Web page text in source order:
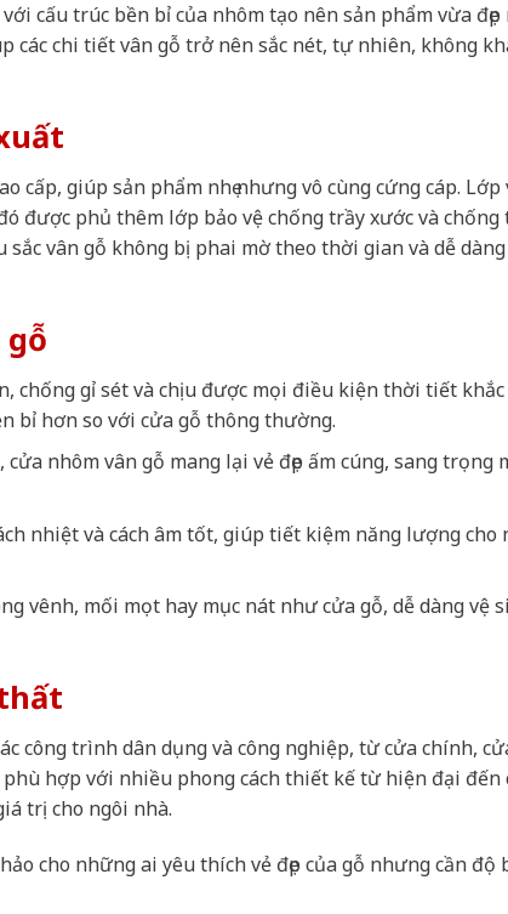
cấu trúc bền bỉ của nhôm tạo nên sản phẩm vừa đẹp
các chi tiết vân gỗ trở nên sắc nét, tự nhiên, không
cấp, giúp sản phẩm nhẹ nhưng vô cùng cứng cáp. Lớp
được phủ thêm lớp bảo vệ chống trầy xước và chống
vân gỗ không bị phai mờ theo thời gian và dễ
chống gỉ sét và chịu được mọi điều kiện thời tiết khắc
bỉ hơn so với cửa gỗ thông thường.
nhôm vân gỗ mang lại vẻ đẹp ấm cúng, sang trọng
nhiệt và cách âm tốt, giúp tiết kiệm năng lượng cho
vênh, mối mọt hay mục nát như cửa gỗ, dễ dàng vệ
công trình dân dụng và công nghiệp, từ cửa chính,
phù hợp với nhiều phong cách thiết kế từ hiện đại đến
trị cho ngôi nhà.
cho những ai yêu thích vẻ đẹp của gỗ nhưng cần độ